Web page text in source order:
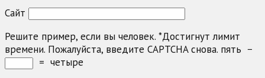
Сайт
Решите пример, если вы человек. *Достигнут лимит
времени. Пожалуйста, введите CAPTCHA снова. пять −
= четыре